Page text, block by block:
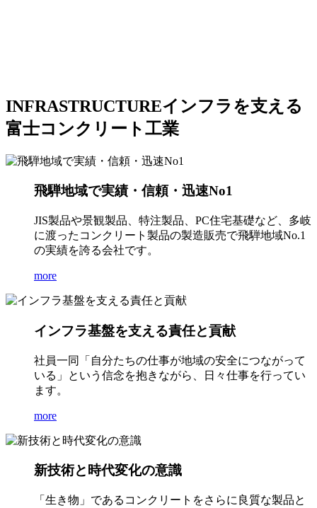
INFRASTRUCTUREインフラを支える
富士コンクリート工業
飛騨地域で実績・信頼・迅速No1
JIS製品や景観製品、特注製品、PC住宅基礎など、多岐
に渡ったコンクリート製品の製造販売で飛騨地域No.1
の実績を誇る会社です。
more
インフラ基盤を支える責任と貢献
社員一同「自分たちの仕事が地域の安全につながって
いる」という信念を抱きながら、日々仕事を行ってい
ます。
more
新技術と時代変化の意識
「生き物」であるコンクリートをさらに良質な製品と